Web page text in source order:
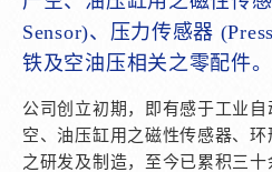
Sensor)、压力传感器
铁及空油压相关之零配件。
公司创立初期，即有感于工业
空、油压缸用之磁性传感器、
之研发及制造，至今已累积三